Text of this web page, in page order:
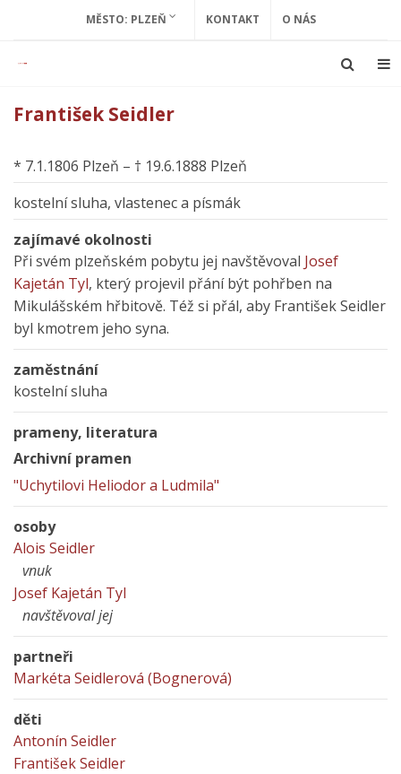
MĚSTO: PLZEŇ KONTAKT O NÁS
František Seidler
* 7.1.1806 Plzeň – † 19.6.1888 Plzeň
kostelní sluha, vlastenec a písmák
zajímavé okolnosti
Při svém plzeňském pobytu jej navštěvoval Josef
Kajetán Tyl, který projevil přání být pohřben na
Mikulášském hřbitově. Též si přál, aby František Seidler
byl kmotrem jeho syna.
zaměstnání
kostelní sluha
prameny, literatura
Archivní pramen
"Uchytilovi Heliodor a Ludmila"
osoby
Alois Seidler
vnuk
Josef Kajetán Tyl
navštěvoval jej
partneři
Markéta Seidlerová (Bognerová)
děti
Antonín Seidler
František Seidler